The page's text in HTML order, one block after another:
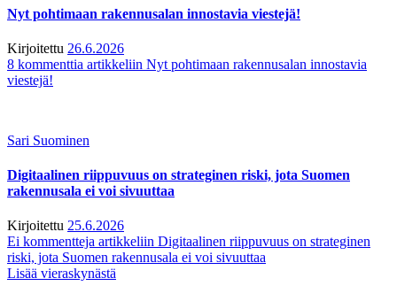
Nyt pohtimaan rakennusalan innostavia viestejä!
Kirjoitettu 26.6.2026
8 kommenttia artikkeliin Nyt pohtimaan rakennusalan innostavia
viestejä!
Sari Suominen
Digitaalinen riippuvuus on strateginen riski, jota Suomen
rakennusala ei voi sivuuttaa
Kirjoitettu 25.6.2026
Ei kommentteja artikkeliin Digitaalinen riippuvuus on strateginen
riski, jota Suomen rakennusala ei voi sivuuttaa
Lisää vieraskynästä